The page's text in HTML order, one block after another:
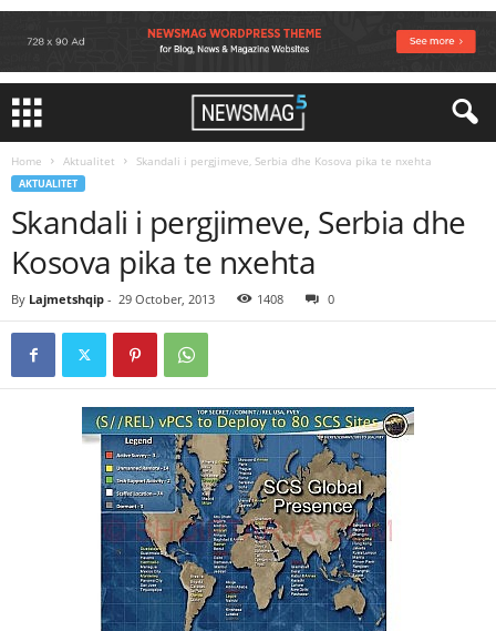
Home Aktualitet Skandali i pergjimeve, Serbia dhe Kosova pika te nxehta
AKTUALITET
Skandali i pergjimeve, Serbia dhe
Kosova pika te nxehta
By Lajmetshqip - 29 October, 2013 1408 0